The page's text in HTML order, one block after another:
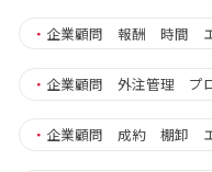
・ 企業顧問 報酬 時間 エ
・ 企業顧問 外注管理 プ
・ 企業顧問 成約 棚卸 エ